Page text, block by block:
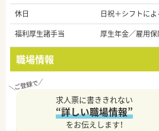
休日
日祝＋シフトに
福利厚生諸手当
厚生年金／雇用
職場情報
求人票に書ききれない
“詳しい職場情報”
をお伝えします！